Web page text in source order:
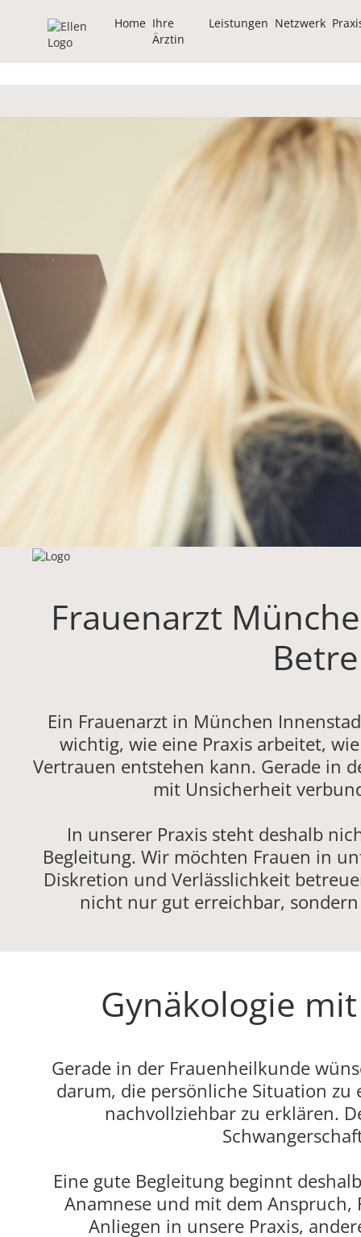
Home Ihre
Ärztin
Leistungen Netzwerk
Frauenarzt
Ein Frauenarzt in München
wichtig, wie eine Praxis arbeitet,
Vertrauen entstehen kann. Gerade in
mit Unsicherheit
In unserer Praxis steht deshalb
Begleitung. Wir möchten Frauen in
Diskretion und Verlässlichkeit
nicht nur gut erreichbar,
Gynäkologie
Gerade in der Frauenheilkunde
darum, die persönliche Situation zu
nachvollziehbar zu erklären.
Eine gute Begleitung beginnt
Anamnese und mit dem
Anliegen in unsere Praxis,